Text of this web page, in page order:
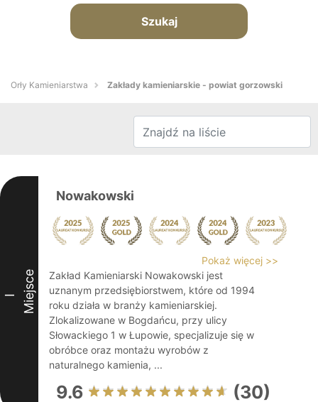
Szukaj
Orły Kamieniarstwa Zakłady kamieniarskie - powiat gorzowski
I Miejsce
Nowakowski
Pokaż więcej >>
Zakład Kamieniarski Nowakowski jest
uznanym przedsiębiorstwem, które od 1994
roku działa w branży kamieniarskiej.
Zlokalizowane w Bogdańcu, przy ulicy
Słowackiego 1 w Łupowie, specjalizuje się w
obróbce oraz montażu wyrobów z
naturalnego kamienia, ...
9.6 (30)